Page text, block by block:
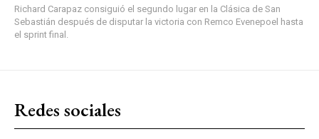
Richard Carapaz consiguió el segundo lugar en la Clásica de San
Sebastián después de disputar la victoria con Remco Evenepoel hasta
el sprint final.
Redes sociales